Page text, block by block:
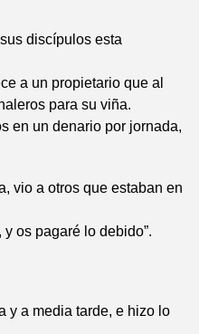
discípulos esta
a un propietario que al
para su viña.
en un denario por jornada,
vio a otros que estaban en
os pagaré lo debido”.
y a media tarde, e hizo lo